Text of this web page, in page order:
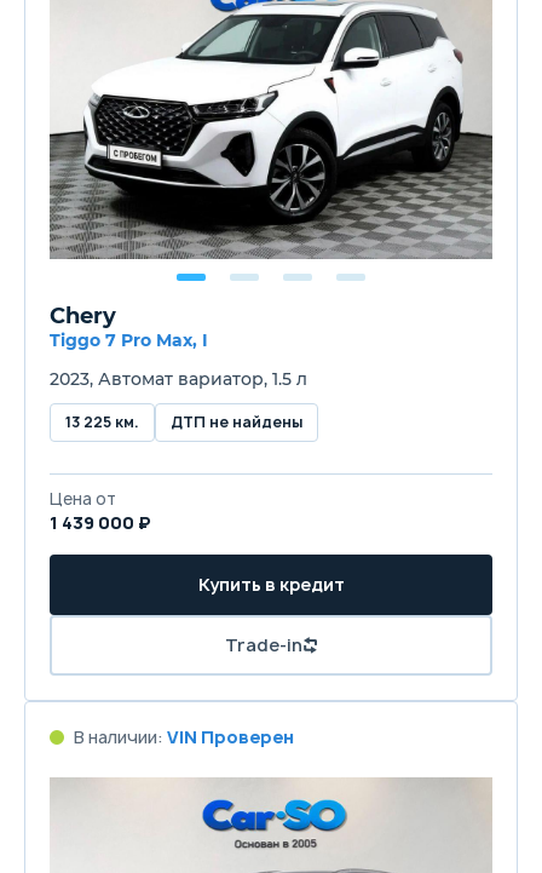
Chery
Tiggo 7 Pro Max, I
2023, Автомат вариатор, 1.5 л
13 225 км. ДТП не найдены
Цена от
1 439 000 ₽
Купить в кредит
Trade-in
В наличии: VIN Проверен